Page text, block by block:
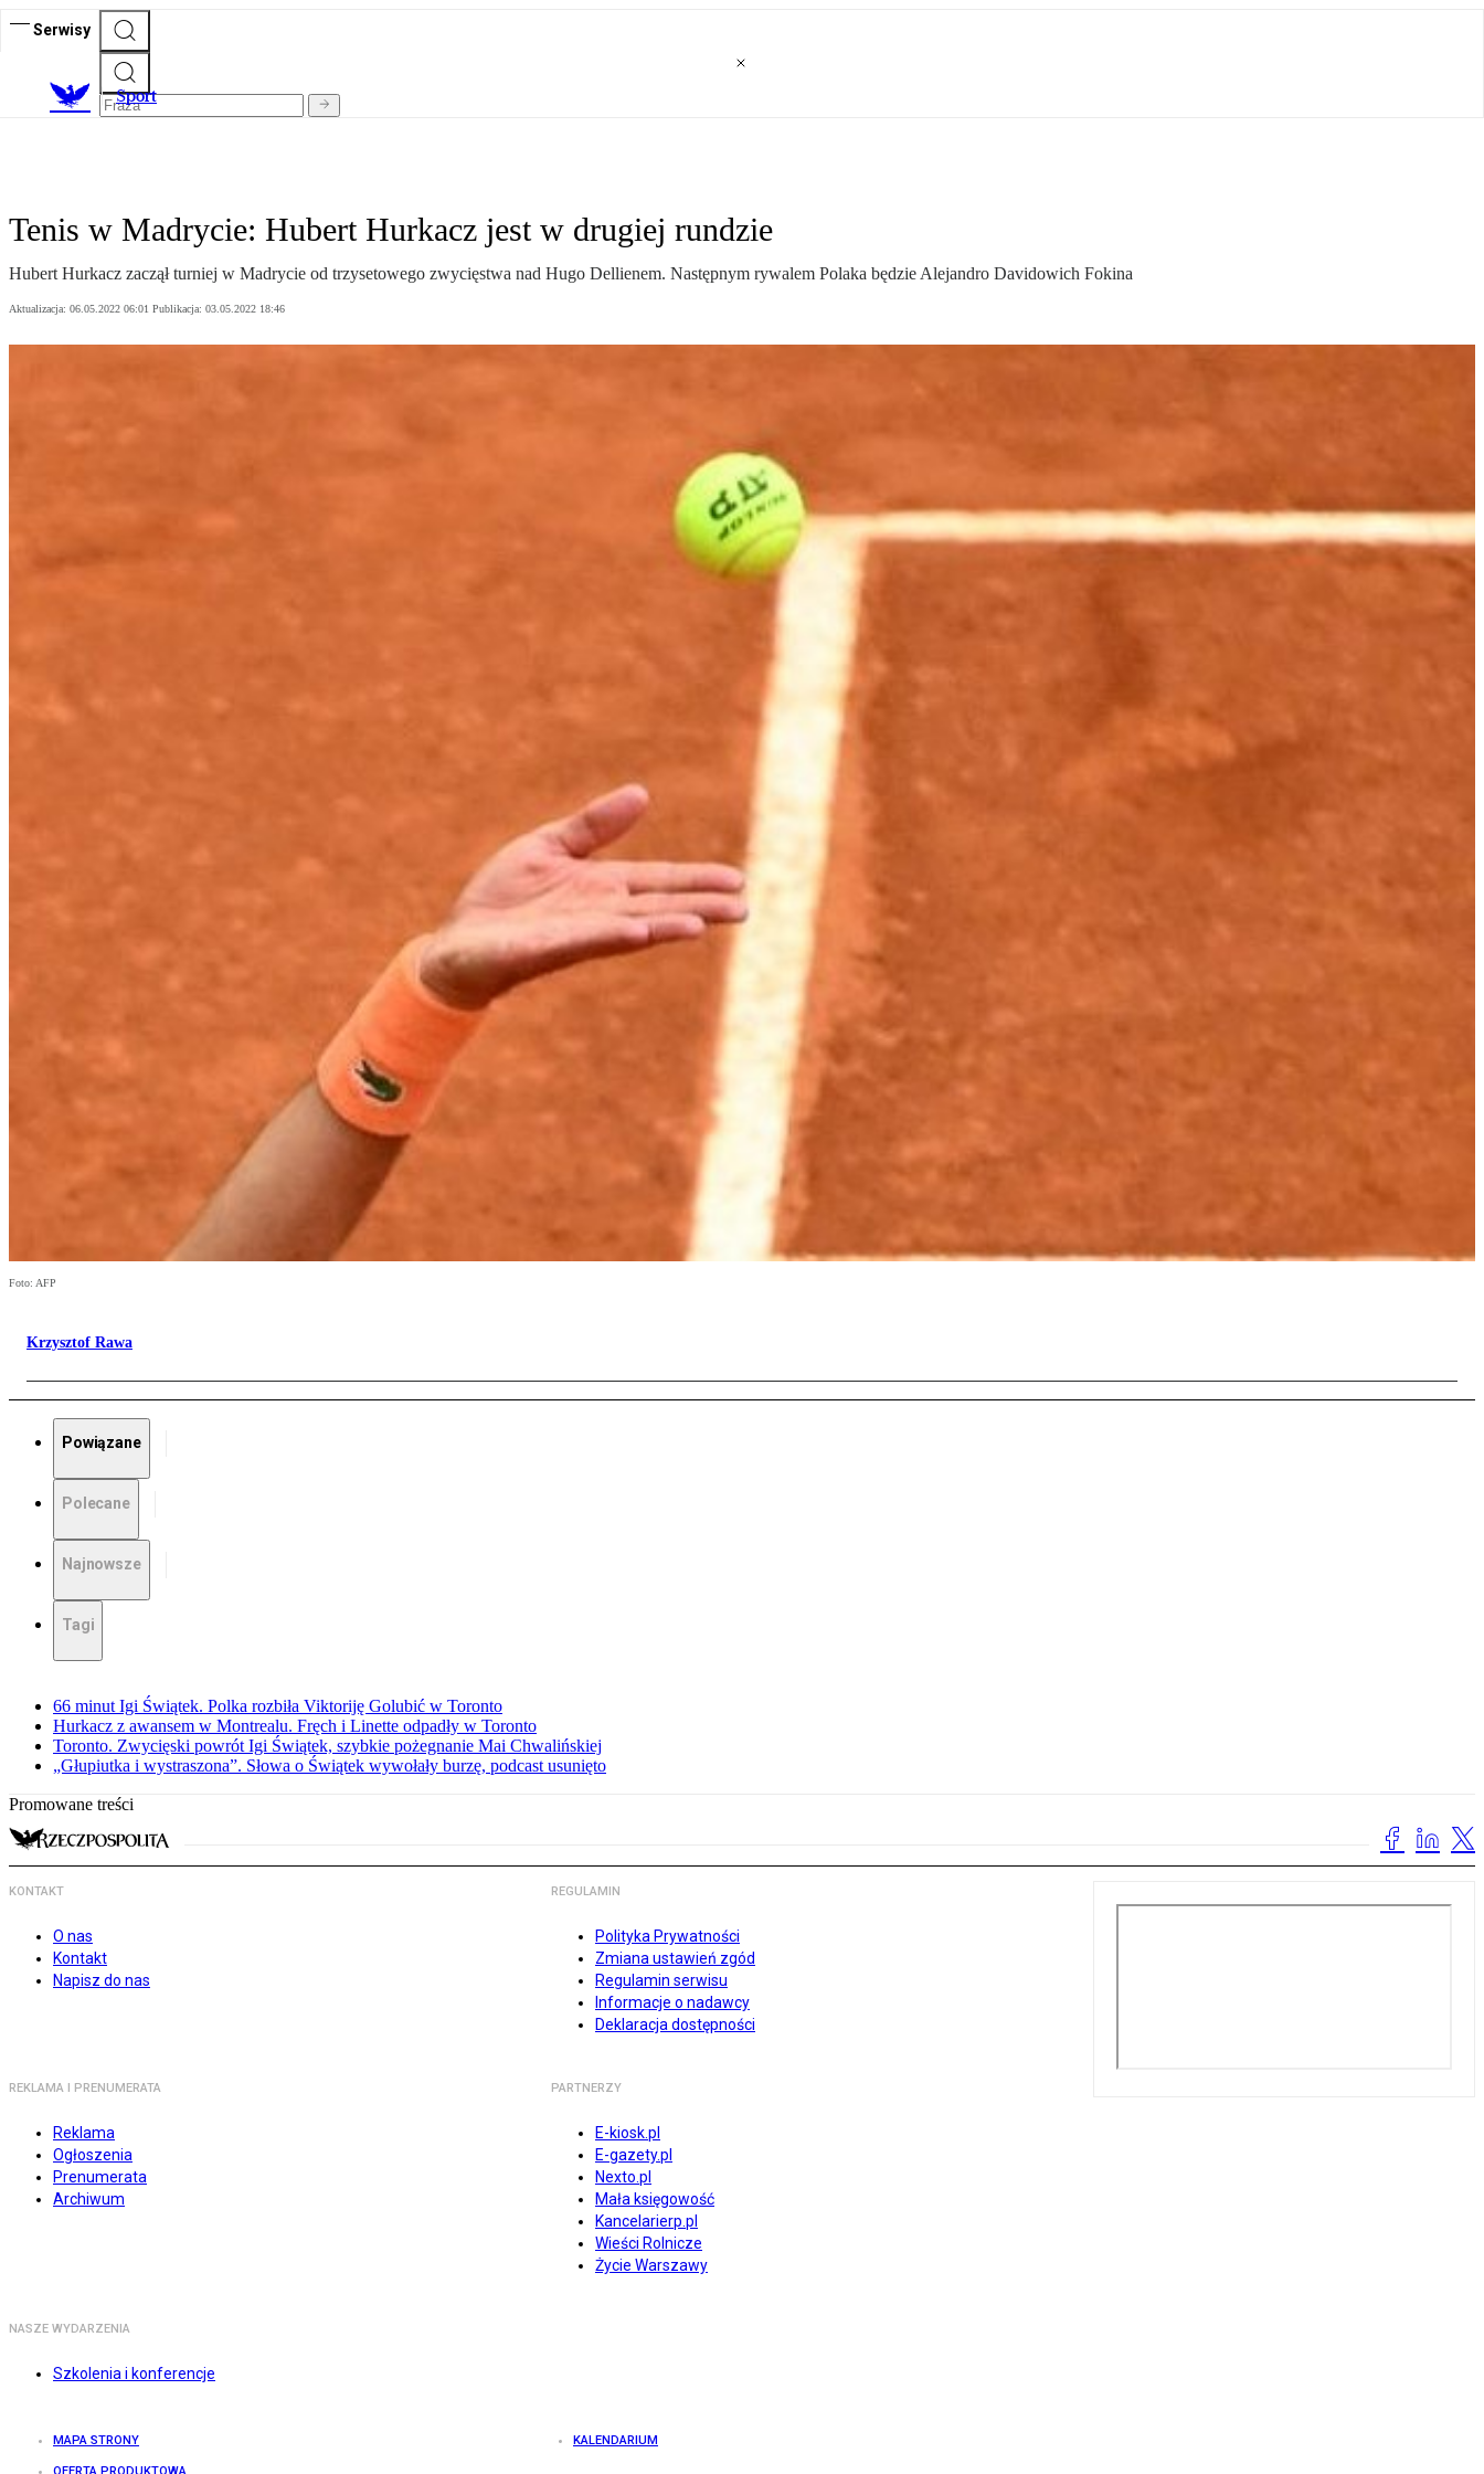
Serwisy
Sport
Tenis w Madrycie: Hubert Hurkacz jest w drugiej rundzie
Hubert Hurkacz zaczął turniej w Madrycie od trzysetowego zwycięstwa nad Hugo Dellienem. Następnym rywalem Polaka będzie Alejandro Davidowich Fokina
Aktualizacja: 06.05.2022 06:01 Publikacja: 03.05.2022 18:46
Foto: AFP
Krzysztof Rawa
Powiązane
Polecane
Najnowsze
Tagi
66 minut Igi Świątek. Polka rozbiła Viktoriję Golubić w Toronto
Hurkacz z awansem w Montrealu. Fręch i Linette odpadły w Toronto
Toronto. Zwycięski powrót Igi Świątek, szybkie pożegnanie Mai Chwalińskiej
„Głupiutka i wystraszona”. Słowa o Świątek wywołały burzę, podcast usunięto
Promowane treści
KONTAKT
O nas
Kontakt
Napisz do nas
REGULAMIN
Polityka Prywatności
Zmiana ustawień zgód
Regulamin serwisu
Informacje o nadawcy
Deklaracja dostępności
REKLAMA I PRENUMERATA
Reklama
Ogłoszenia
Prenumerata
Archiwum
PARTNERZY
E-kiosk.pl
E-gazety.pl
Nexto.pl
Mała księgowość
Kancelarierp.pl
Wieści Rolnicze
Życie Warszawy
NASZE WYDARZENIA
Szkolenia i konferencje
MAPA STRONY KALENDARIUM